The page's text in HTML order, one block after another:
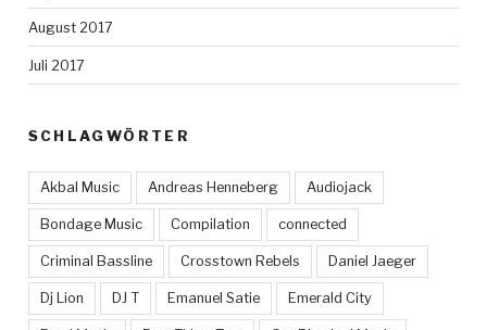
August 2017
Juli 2017
SCHLAGWÖRTER
Akbal Music Andreas Henneberg Audiojack
Bondage Music Compilation connected
Criminal Bassline Crosstown Rebels Daniel Jaeger
Dj Lion DJ T Emanuel Satie Emerald City